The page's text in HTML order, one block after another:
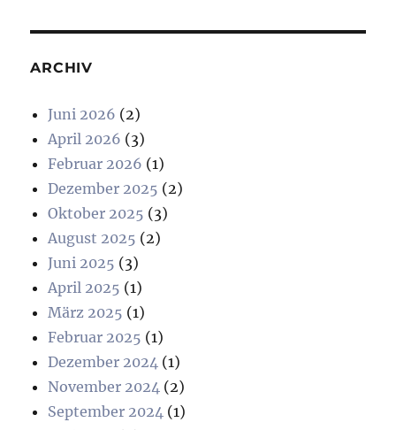
ARCHIV
Juni 2026 (2)
April 2026 (3)
Februar 2026 (1)
Dezember 2025 (2)
Oktober 2025 (3)
August 2025 (2)
Juni 2025 (3)
April 2025 (1)
März 2025 (1)
Februar 2025 (1)
Dezember 2024 (1)
November 2024 (2)
September 2024 (1)